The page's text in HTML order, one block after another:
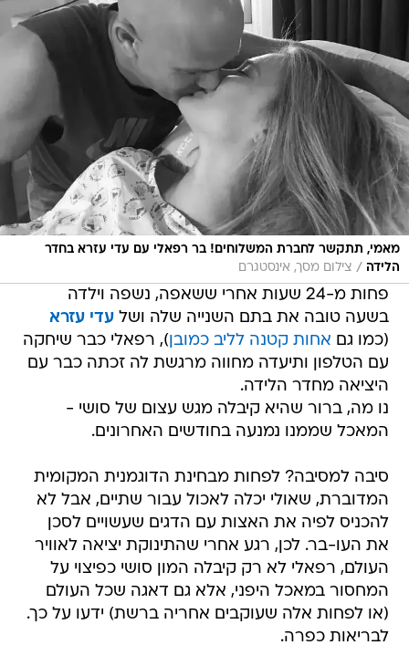
מאמי, תתקשר לחברת המשלוחים! בר רפאלי עם עדי עזרא בחדר
הלידה / צילום מסך, אינסטגרם
פחות מ-24 שעות אחרי ששאפה, נשפה וילדה
בשעה טובה את בתם השנייה שלה ושלעדי עזרא
(כמו גם אחות קטנה לליב כמובן), רפאלי כבר שיחקה
עם הטלפון ותיעדה מחווה מרגשת לה זכתה כבר עם
היציאה מחדר הלידה.
נו מה, ברור שהיא קיבלה מגש עצום של סושי -
המאכל שממנו נמנעה בחודשים האחרונים.
סיבה למסיבה? לפחות מבחינת הדוגמנית המקומית
המדוברת, שאולי יכלה לאכול עבור שתיים, אבל לא
להכניס לפיה את האצות עם הדגים שעשויים לסכן
את העו-בר. לכן, רגע אחרי שהתינוקת יציאה לאוויר
העולם, רפאלי לא רק קיבלה המון סושי כפיצוי על
המחסור במאכל היפני, אלא גם דאגה שכל העולם
(או לפחות אלה שעוקבים אחריה ברשת) ידעו על כך.
לבריאות כפרה.